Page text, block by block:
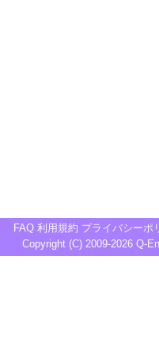
FAQ 利用規約 プライバシーポ
Copyright (C) 2009-2026 Q-